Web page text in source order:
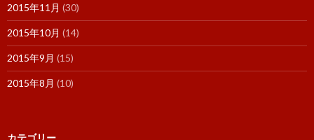
2015年11月 (30)
2015年10月 (14)
2015年9月 (15)
2015年8月 (10)
カテゴリー